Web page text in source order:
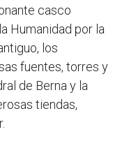
casco
Humanidad por la
los
fuentes, torres y
de Berna y la
tiendas,